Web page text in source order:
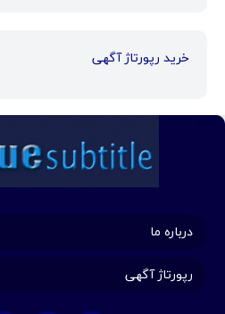
خرید رپورتاژ آگهی
درباره ما
رپورتاژ آگهی